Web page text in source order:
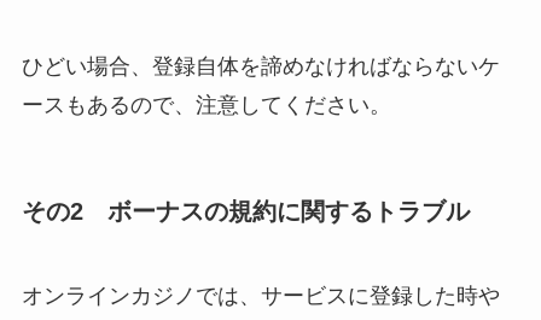
ひどい場合、登録自体を諦めなければならないケ
ースもあるので、注意してください。
その2 ボーナスの規約に関するトラブル
オンラインカジノでは、サービスに登録した時や